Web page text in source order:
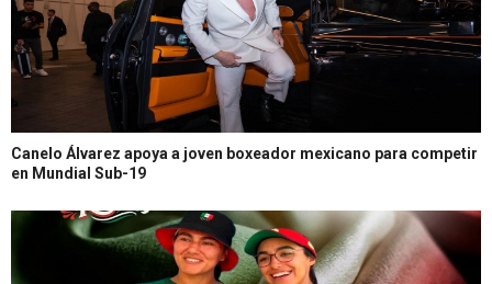
Canelo Álvarez apoya a joven boxeador mexicano para competir
en Mundial Sub-19